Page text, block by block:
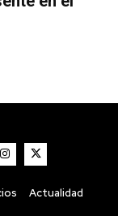
Actualidad